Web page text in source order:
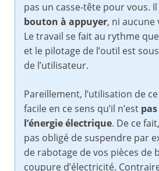
pas un casse-tête pour vous. Il
bouton à appuyer, ni aucune
Le travail se fait au rythme
et le pilotage de l’outil est
de l’utilisateur.
Pareillement, l’utilisation de
facile en ce sens qu’il n’est
l’énergie électrique. De ce
pas obligé de suspendre par
de rabotage de vos pièces de
coupure d’électricité.